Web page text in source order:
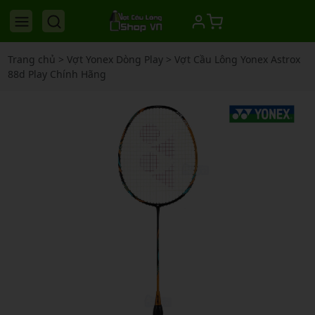
Trang chủ > Vợt Yonex Dòng Play> Vợt Cầu Lông Yonex Astrox
88d Play Chính Hãng